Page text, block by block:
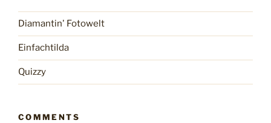
Diamantin' Fotowelt
Einfachtilda
Quizzy
COMMENTS